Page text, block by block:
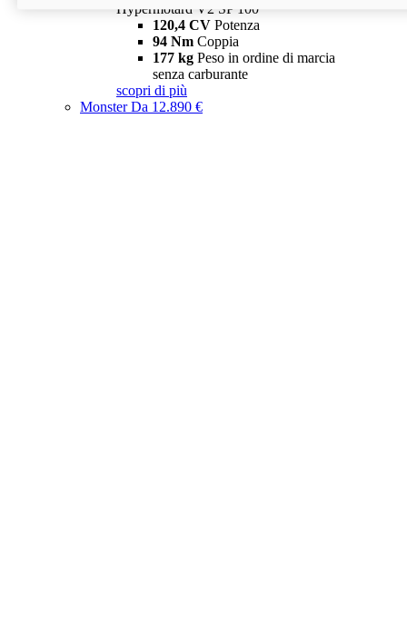
Hypermotard V2 SP 100
120,4 CV Potenza
94 Nm Coppia
177 kg Peso in ordine di marcia
senza carburante
scopri di più
MonsterDa 12.890 €